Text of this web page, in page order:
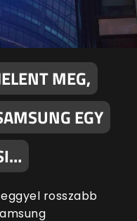
MEG,
EGY
rosszabb